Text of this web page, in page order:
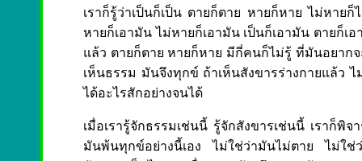
เราก็รู้ว่าเป็นก็เป็น ตายก็ตาย หายก็หาย ไม่หาย
หายก็เอามัน ไม่หายก็เอามัน เป็นก็เอามัน ตายก็
แล้ว ตายก็ตาย หายก็หาย มีกี่คนก็ไม่รู้ ที่มันอยาก
เห็นธรรม มันจึงทุกข์ ถ้าเห็นสังขารร่างกายแล้ว
ได้อะไรสักอย่างจนได้
เมื่อเรารู้จักธรรมเช่นนี้ รู้จักสังขารเช่นนี้ เราก็
มันพ้นทุกข์อย่างนี้เอง ไม่ใช่ว่ามันไม่ตาย ไม่ใช่ว่